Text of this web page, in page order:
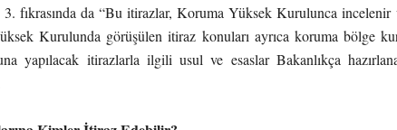
3. fıkrasında da “Bu itirazlar, Koruma Yüksek Kurulunca
Kurulunda görüşülen itiraz konuları ayrıca koruma bölge
yapılacak itirazlarla ilgili usul ve esaslar Bakanlıkça